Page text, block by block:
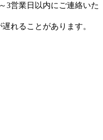
3営業日以内にご連絡いた
れることがあります。